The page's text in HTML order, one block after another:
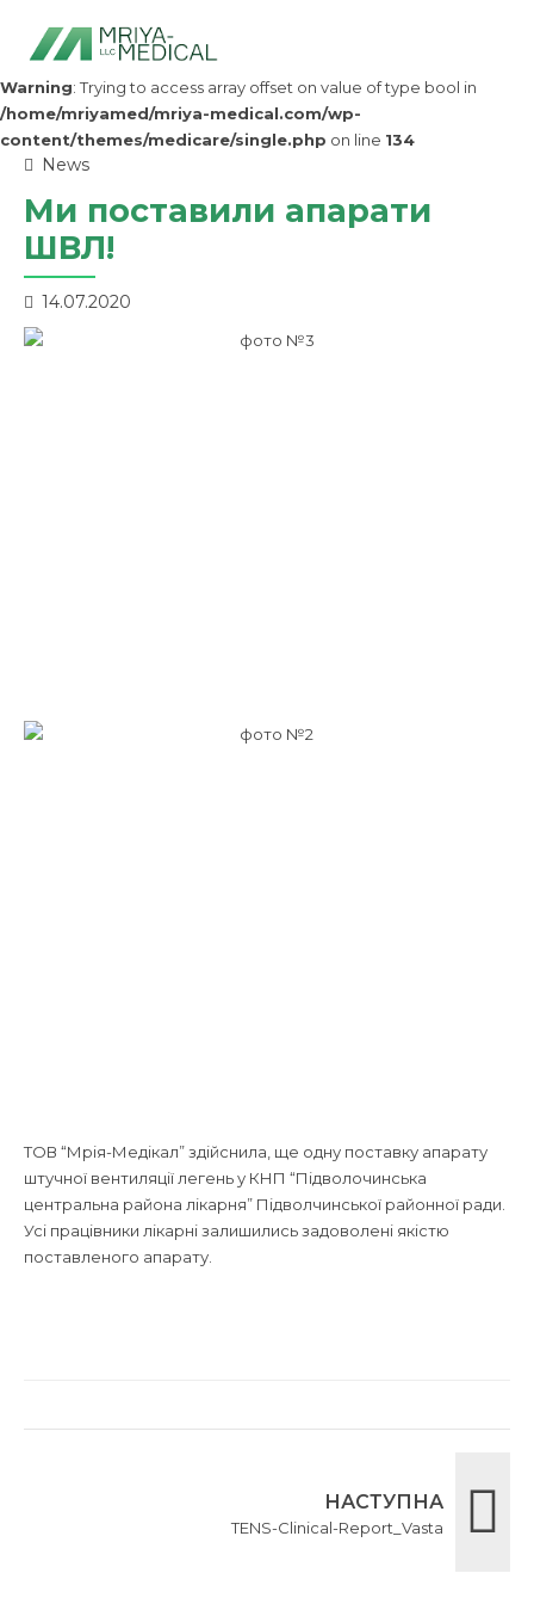
Warning: Trying to access array offset on value of type bool in
/home/mriyamed/mriya-medical.com/wp-
content/themes/medicare/single.php on line 134
News
Ми поставили апарати
ШВЛ!
14.07.2020
ТОВ “Мрія-Медікал” здійснила, ще одну поставку апарату
штучної вентиляції легень у КНП “Підволочинська
центральна района лікарня” Підволчинської районної ради.
Усі працівники лікарні залишились задоволені якістю
поставленого апарату.
НАСТУПНА
TENS-Clinical-Report_Vasta